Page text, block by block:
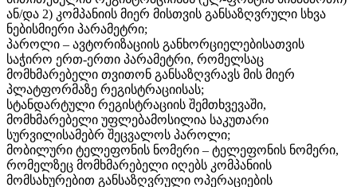
ან/და 2) კომპანიის მიერ მისთვის განსაზღვრული სხვა
ნებისმიერი პარამეტრი;
პაროლი – ავტორიზაციის განხორციელებისათვის
საჭირო ერთ-ერთი პარამეტრი, რომელსაც
მომხმარებელი თვითონ განსაზღვრავს მის მიერ
პლატფორმაზე რეგისტრაციისას;
სტანდარტული რეგისტრაციის შემთხვევაში,
მომხმარებელი უფლებამოსილია საკუთარი
სურვილისამებრ შეცვალოს პაროლი;
მობილური ტელეფონის ნომერი – ტელეფონის ნომერი,
რომელზეც მომხმარებელი იღებს კომპანიის
მომსახურებით განსაზღვრული ოპერაციების